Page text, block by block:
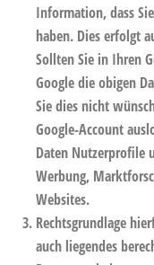
Information, dass
haben. Dies erfolgt
Sollten Sie in Ihren
Google die obigen
Sie dies nicht
Google-Account
Daten Nutzerprofile
Werbung,
Websites.
Rechtsgrundlage
auch liegendes